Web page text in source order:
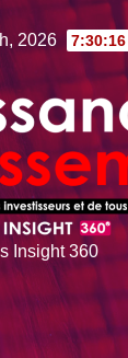
2026 7:30:17
Insight 360